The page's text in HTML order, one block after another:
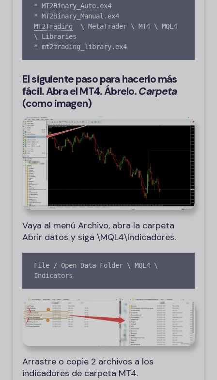
* MT2Binary_Auto.ex4
* MT2Binary_Manual.ex4
MT2Trading
\ MetaTrader \ MT4 \ MQL4
\ Libraries
El siguiente paso para hacerlo más
fácil. Abra el MT4. Ábrelo.Carpeta
(como imagen)
Vaya al menú Archivo, abra la carpeta
Abrir datos y siga \MQL4\Indicadores.
File / Open Data Folder \ MQL4 \
Indicators
Arrastre o copie 2 archivos a los
indicadores de carpeta MT4.